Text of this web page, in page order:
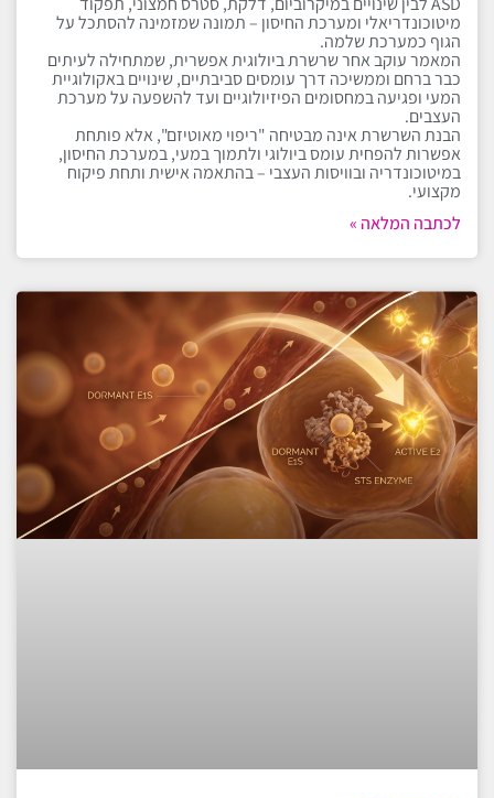
מיטוכונדריאלי ומערכת החיסון – תמונה שמזמינה להסתכל על
הגוף כמערכת שלמה.
המאמר עוקב אחר שרשרת ביולוגית אפשרית, שמתחילה לעיתים
כבר ברחם וממשיכה דרך עומסים סביבתיים, שינויים באקולוגיית
המעי ופגיעה במחסומים הפיזיולוגיים ועד להשפעה על מערכת
העצבים.
הבנת השרשרת אינה מבטיחה "ריפוי מאוטיזם", אלא פותחת
אפשרות להפחית עומס ביולוגי ולתמוך במעי, במערכת החיסון,
במיטוכונדריה ובוויסות העצבי – בהתאמה אישית ותחת פיקוח
מקצועי.
לכתבה המלאה »